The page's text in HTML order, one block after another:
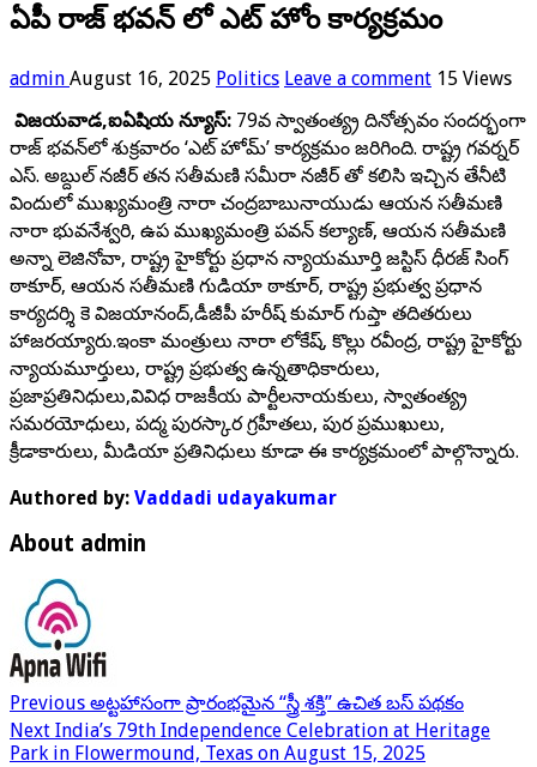
ఏపీ రాజ్ భవన్ లో ఎట్ హోం కార్యక్రమం
admin August 16, 2025 Politics Leave a comment 15 Views
విజయవాడ,ఐఏషియ న్యూస్: 79వ స్వాతంత్య్ర దినోత్సవం సందర్భంగా
రాజ్ భవన్‌లో శుక్రవారం ‘ఎట్ హోమ్’ కార్యక్రమం జరిగింది. రాష్ట్ర గవర్నర్
ఎస్. అబ్దుల్ నజీర్ తన సతీమణి సమీరా నజీర్ తో కలిసి ఇచ్చిన తేనీటి
విందులో ముఖ్యమంత్రి నారా చంద్రబాబునాయుడు ఆయన సతీమణి
నారా భువనేశ్వరి, ఉప ముఖ్యమంత్రి పవన్ కల్యాణ్, ఆయన సతీమణి
అన్నా లెజినోవా, రాష్ట్ర హైకోర్టు ప్రధాన న్యాయమూర్తి జస్టిస్ ధీరజ్ సింగ్
ఠాకూర్, ఆయన సతీమణి గుడియా ఠాకూర్, రాష్ట్ర ప్రభుత్వ ప్రధాన
కార్యదర్శి కె విజయానంద్,డీజీపీ హరీష్ కుమార్ గుప్తా తదితరులు
హాజరయ్యారు.ఇంకా మంత్రులు నారా లోకేష్, కొల్లు రవీంద్ర, రాష్ట్ర హైకోర్టు
న్యాయమూర్తులు, రాష్ట్ర ప్రభుత్వ ఉన్నతాధికారులు,
ప్రజాప్రతినిధులు,వివిధ రాజకీయ పార్టీలనాయకులు, స్వాతంత్య్ర
సమరయోధులు, పద్మ పురస్కార గ్రహీతలు, పుర ప్రముఖులు,
క్రీడాకారులు, మీడియా ప్రతినిధులు కూడా ఈ కార్యక్రమంలో పాల్గొన్నారు.
Authored by: Vaddadi udayakumar
About admin
Previous అట్టహాసంగా ప్రారంభమైన “స్త్రీ శక్తి” ఉచిత బస్ పథకం
Next India’s 79th Independence Celebration at Heritage
Park in Flowermound, Texas on August 15, 2025